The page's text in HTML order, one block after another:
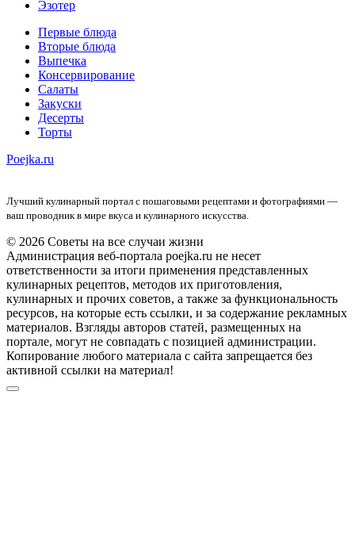
Эзотер
Первые блюда
Вторые блюда
Выпечка
Консервирование
Салаты
Закуски
Десерты
Торты
Poejka.ru
Лучший кулинарный портал с пошаговыми рецептами и фотографиями —
ваш проводник в мире вкуса и кулинарного искусства.
© 2026 Советы на все случаи жизни
Администрация веб-портала poejka.ru не несет
ответственности за итоги применения представленных
кулинарных рецептов, методов их приготовления,
кулинарных и прочих советов, а также за функциональность
ресурсов, на которые есть ссылки, и за содержание рекламных
материалов. Взгляды авторов статей, размещенных на
портале, могут не совпадать с позицией администрации.
Копирование любого материала с сайта запрещается без
активной ссылки на материал!